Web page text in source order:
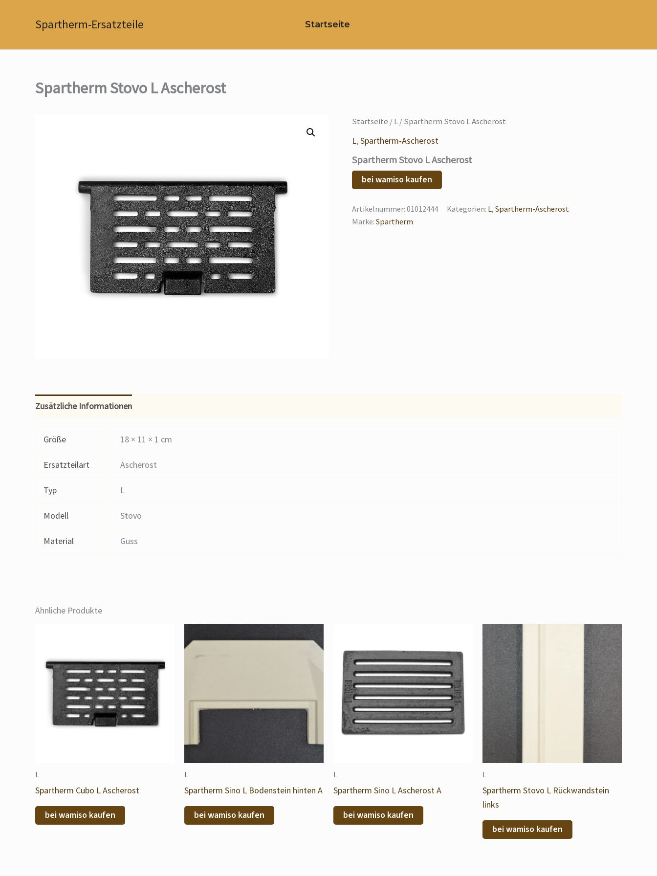
Spartherm-Ersatzteile Startseite
Spartherm Stovo L Ascherost
Startseite /L/ Spartherm Stovo L Ascherost
L,Spartherm-Ascherost
Spartherm Stovo L Ascherost
bei wamiso kaufen
Artikelnummer: 01012444 Kategorien: L, Spartherm-Ascherost
Marke: Spartherm
Zusätzliche Informationen
Größe 18 × 11 × 1 cm
Ersatzteilart Ascherost
Typ L
Modell Stovo
Material Guss
Ähnliche Produkte
L
Spartherm Cubo L Ascherost
bei wamiso kaufen
L
Spartherm Sino L Bodenstein hinten A
bei wamiso kaufen
L
Spartherm Sino L Ascherost A
bei wamiso kaufen
L
Spartherm Stovo L Rückwandstein
links
bei wamiso kaufen